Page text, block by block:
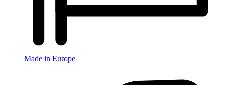
Made in Europe